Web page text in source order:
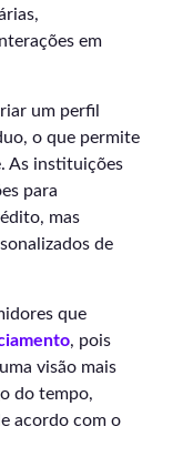
em
um perfil
o que permite
As instituições
para
mas
de
que
, pois
visão mais
do tempo,
acordo com o